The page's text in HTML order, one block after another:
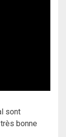
sont
bonne